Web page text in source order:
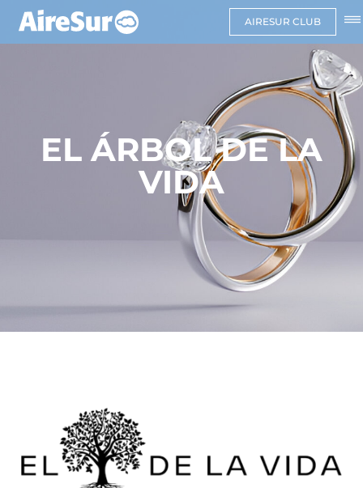
AIRESUR CLUB
EL ÁRBOL DE LA
VIDA